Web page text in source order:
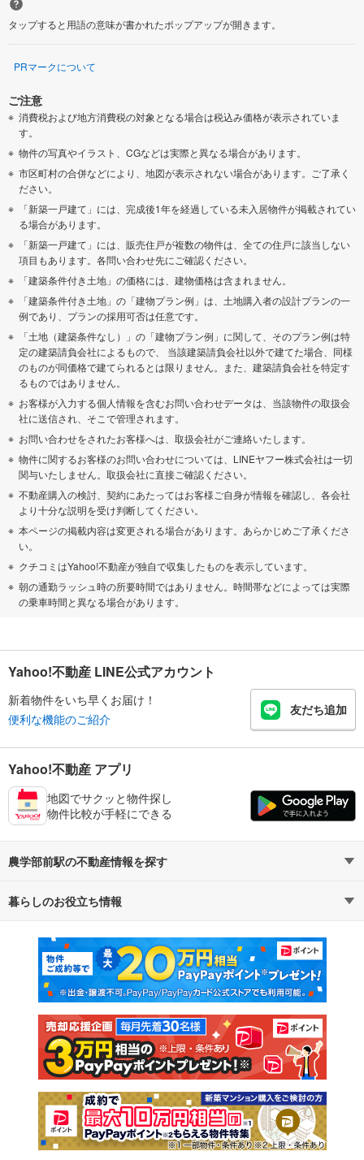
タップすると用語の意味が書かれたポップアップが開きます。
PRマークについて
ご注意
消費税および地方消費税の対象となる場合は税込み価格が表示されていま
す。
物件の写真やイラスト、CGなどは実際と異なる場合があります。
市区町村の合併などにより、地図が表示されない場合があります。ご了承く
ださい。
「新築一戸建て」には、完成後1年を経過している未入居物件が掲載されてい
る場合があります。
「新築一戸建て」には、販売住戸が複数の物件は、全ての住戸に該当しない
項目もあります。各問い合わせ先にご確認ください。
「建築条件付き土地」の価格には、建物価格は含まれません。
「建築条件付き土地」の「建物プラン例」は、土地購入者の設計プランの一
例であり、プランの採用可否は任意です。
「土地（建築条件なし）」の「建物プラン例」に関して、そのプラン例は特
定の建築請負会社によるもので、 当該建築請負会社以外で建てた場合、同様
のものが同価格で建てられるとは限りません。また、建築請負会社を特定す
るものではありません。
お客様が入力する個人情報を含むお問い合わせデータは、当該物件の取扱会
社に送信され、そこで管理されます。
お問い合わせをされたお客様へは、取扱会社がご連絡いたします。
物件に関するお客様のお問い合わせについては、LINEヤフー株式会社は一切
関与いたしません。取扱会社に直接ご確認ください。
不動産購入の検討、契約にあたってはお客様ご自身が情報を確認し、各会社
より十分な説明を受け判断してください。
本ページの掲載内容は変更される場合があります。あらかじめご了承くださ
い。
クチコミはYahoo!不動産が独自で収集したものを表示しています。
朝の通勤ラッシュ時の所要時間ではありません。時間帯などによっては実際
の乗車時間と異なる場合があります。
Yahoo!不動産 LINE公式アカウント
新着物件をいち早くお届け！
便利な機能のご紹介
友だち追加
Yahoo!不動産 アプリ
地図でサクッと物件探し
物件比較が手軽にできる
農学部前駅の不動産情報を探す
不動産・住宅
新築マンション 中古マンション
新築一戸建て 中古一戸建て
注文住宅 土地
売却査定
暮らしのお役立ち情報
マンションカタログ 教えて！住まいの先生